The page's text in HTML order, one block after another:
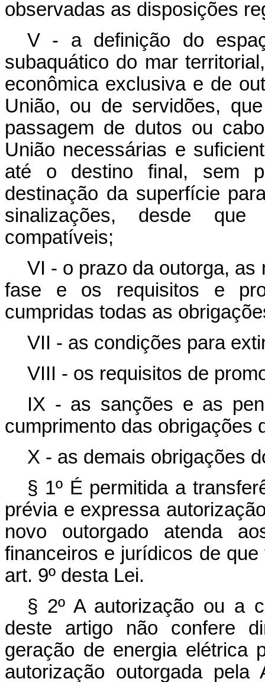
observadas as disposições
V - a definição do
subaquático do mar
econômica exclusiva e de
União, ou de servidões,
passagem de dutos ou
União necessárias e
até o destino final, sem
destinação da superfície
sinalizações, desde
compatíveis;
VI - o prazo da outorga, as
fase e os requisitos e
cumpridas todas as
VII - as condições para
VIII - os requisitos de
IX - as sanções e as
cumprimento das obrigações
X - as demais obrigações
§ 1º É permitida a
prévia e expressa
novo outorgado atenda
financeiros e jurídicos de
art. 9º desta Lei.
§ 2º A autorização ou a
deste artigo não confere
geração de energia elétrica
autorização outorgada